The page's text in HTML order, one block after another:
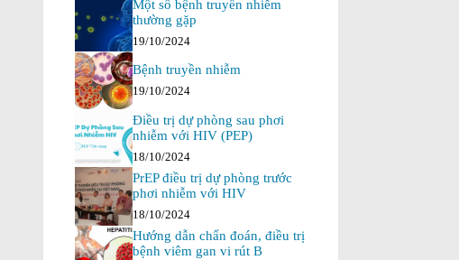
Một số bệnh truyền nhiễm
thường gặp
19/10/2024
Bệnh truyền nhiễm
19/10/2024
Điều trị dự phòng sau phơi
nhiễm với HIV (PEP)
18/10/2024
PrEP điều trị dự phòng trước
phơi nhiễm với HIV
18/10/2024
Hướng dẫn chẩn đoán, điều trị
bệnh viêm gan vi rút B